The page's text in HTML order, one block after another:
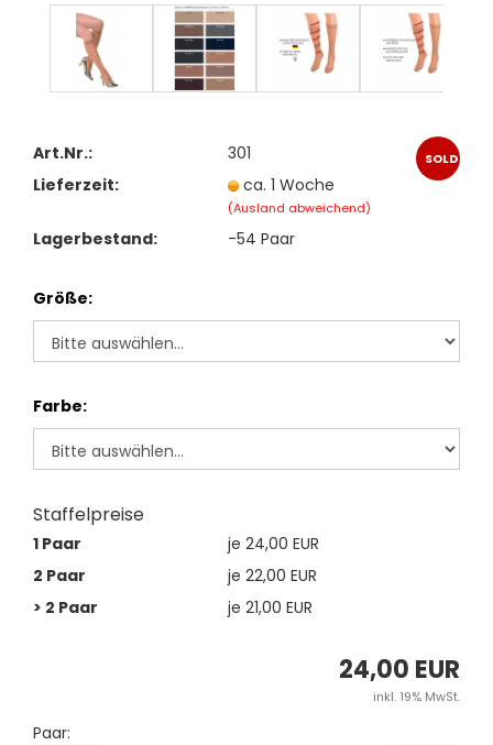
SOLD
Art.Nr.:
301
Lieferzeit:
ca. 1 Woche
(Ausland abweichend)
Lagerbestand: -54 Paar
Größe:
Farbe:
Staffelpreise
1 Paar
je 24,00 EUR
2 Paar
je 22,00 EUR
> 2 Paar
je 21,00 EUR
24,00 EUR
inkl. 19% MwSt.
Paar: